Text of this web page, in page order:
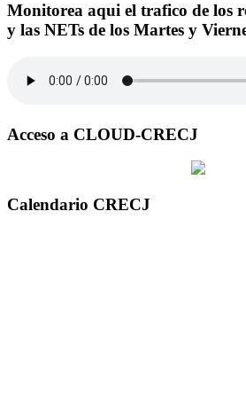
Monitorea aqui el trafico de los
y las NETs de los Martes y
Acceso a CLOUD-CRECJ
Calendario CRECJ